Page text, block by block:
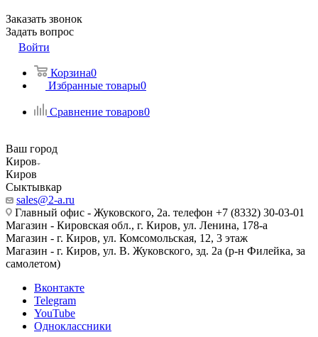
Заказать звонок
Задать вопрос
Войти
Корзина0
Избранные товары0
Сравнение товаров0
Ваш город
Киров
Киров
Сыктывкар
sales@2-a.ru
Главный офис - Жуковского, 2а. телефон +7 (8332) 30-03-01
Магазин - Кировская обл., г. Киров, ул. Ленина, 178-а
Магазин - г. Киров, ул. Комсомольская, 12, 3 этаж
Магазин - г. Киров, ул. В. Жуковского, зд. 2а (р-н Филейка, за
самолетом)
Вконтакте
Telegram
YouTube
Одноклассники